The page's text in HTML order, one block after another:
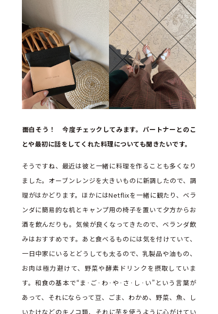
――面白そう！ 今度チェックしてみます。パートナーとのこ
とや最初に話をしてくれた料理についても聞きたいです。
そうですね、最近は彼と一緒に料理を作ることも多くなり
ました。オーブンレンジを大きいものに新調したので、調
理がはかどります。ほかにはNetflixを一緒に観たり、ベラ
ンダに簡易的な机とキャンプ用の椅子を置いて夕方からお
酒を飲んだりも。気候が良くなってきたので、ベランダ飲
みはおすすめです。あと食べるものには気を付けていて、
一日中家にいるとどうしても太るので、乳製品や油もの、
お肉は極力避けて、野菜や酵素ドリンクを摂取していま
す。和食の基本で“ま·ご·わ·や·さ·し·い”という言葉が
あって、それにならって豆、ごま、わかめ、野菜、魚、し
いたけなどのキノコ類、それに芋を使うように心がけてい